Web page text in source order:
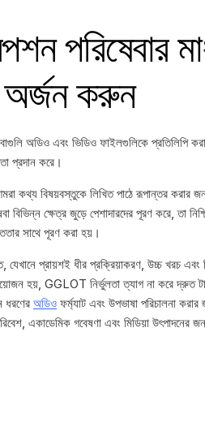
পরিষেবার
করুন
অডিও এবং ভিডিও ফাইলগুলিকে প্রতিলিপি
প্রদান করে।
কথ্য বিষয়বস্তুকে লিখিত পাঠে রূপান্তর করার
বিভিন্ন ক্ষেত্র জুড়ে পেশাদারদের পূরণ করে, তা
সাথে পূরণ করা হয়।
যেখানে প্রায়শই ধীর প্রক্রিয়াকরণ, উচ্চ খরচ এবং
হয়, GGLOT নির্ভুলতা ত্যাগ না করে দ্রুত
ধরণের অডিও ফর্ম্যাট এবং উপভাষা পরিচালনা
একাডেমিক গবেষণা এবং মিডিয়া উৎপাদনের